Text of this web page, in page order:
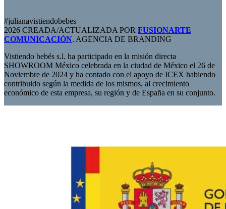
#julianavistiendobebes
2026 CREADA/ACTUALIZADA POR FUSIONARTE
COMUNICACIÓN. AGENCIA DE BRANDING
Vistiendo bebés s.l. ha participado en la misión directa
SHOWROOM México celebrada en la ciudad de México el 26 de
Noviembre de 2024 y ha contado con el apoyo de ICEX habiendo
contribuido según la medida de los mismos, al crecimiento
económico de esta empresa, su región y de España en su conjunto.